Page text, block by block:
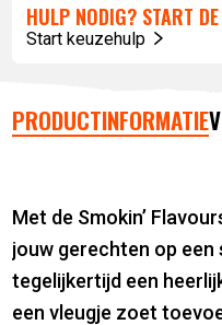
HULP NODIG? START
Start keuzehulp
PRODUCTINFORMATIE
Met de Smokin’
jouw gerechten op een
tegelijkertijd een
een vleugje zoet